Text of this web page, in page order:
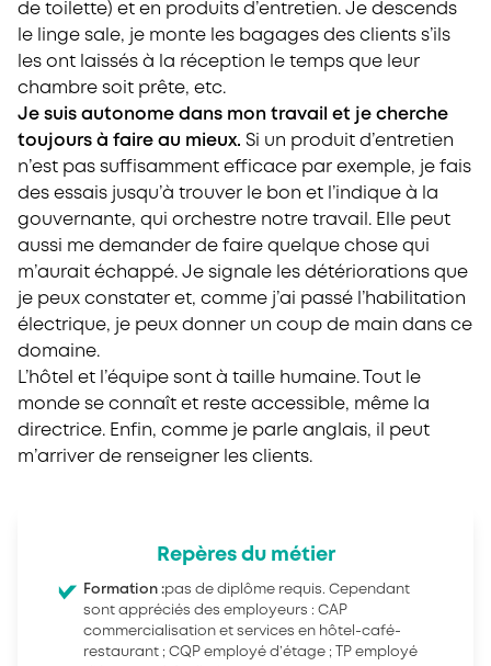
de toilette) et en produits d’entretien. Je descends
le linge sale, je monte les bagages des clients s’ils
les ont laissés à la réception le temps que leur
chambre soit prête, etc.
Je suis autonome dans mon travail et je cherche
toujours à faire au mieux. Si un produit d’entretien
n’est pas suffisamment efficace par exemple, je fais
des essais jusqu’à trouver le bon et l’indique à la
gouvernante, qui orchestre notre travail. Elle peut
aussi me demander de faire quelque chose qui
m’aurait échappé. Je signale les détériorations que
je peux constater et, comme j’ai passé l’habilitation
électrique, je peux donner un coup de main dans ce
domaine.
L’hôtel et l’équipe sont à taille humaine. Tout le
monde se connaît et reste accessible, même la
directrice. Enfin, comme je parle anglais, il peut
m’arriver de renseigner les clients.
Repères du métier
Formation :pas de diplôme requis. Cependant
sont appréciés des employeurs : CAP
commercialisation et services en hôtel-café-
restaurant ; CQP employé d’étage ; TP employé